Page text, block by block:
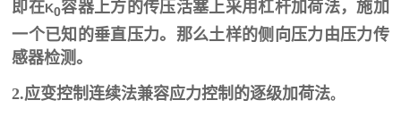
即在K0容器上方的传压活塞上采用杠杆加荷法，施加
一个已知的垂直压力。那么土样的侧向压力由压力传
感器检测。
2.应变控制连续法兼容应力控制的逐级加荷法。